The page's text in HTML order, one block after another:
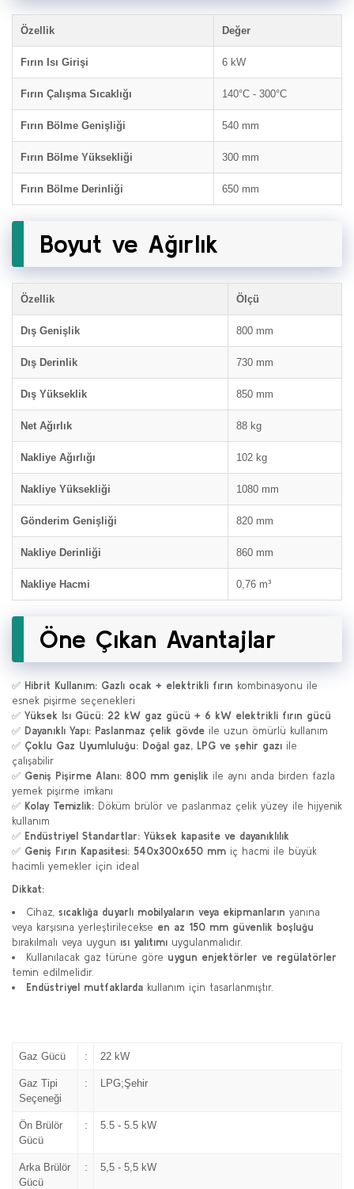
Özellik Değer
Fırın Isı Girişi 6 kW
Fırın Çalışma Sıcaklığı 140°C - 300°C
Fırın Bölme Genişliği 540 mm
Fırın Bölme Yüksekliği 300 mm
Fırın Bölme Derinliği 650 mm
Boyut ve Ağırlık
Özellik Ölçü
Dış Genişlik 800 mm
Dış Derinlik 730 mm
Dış Yükseklik 850 mm
Net Ağırlık 88 kg
Nakliye Ağırlığı 102 kg
Nakliye Yüksekliği 1080 mm
Gönderim Genişliği 820 mm
Nakliye Derinliği 860 mm
Nakliye Hacmi 0,76 m³
Öne Çıkan Avantajlar
✅ Hibrit Kullanım: Gazlı ocak + elektrikli fırın kombinasyonu ile
esnek pişirme seçenekleri
✅ Yüksek Isı Gücü: 22 kW gaz gücü + 6 kW elektrikli fırın gücü
✅ Dayanıklı Yapı: Paslanmaz çelik gövde ile uzun ömürlü kullanım
✅ Çoklu Gaz Uyumluluğu: Doğal gaz, LPG ve şehir gazı ile
çalışabilir
✅ Geniş Pişirme Alanı: 800 mm genişlik ile aynı anda birden fazla
yemek pişirme imkanı
✅ Kolay Temizlik: Döküm brülör ve paslanmaz çelik yüzey ile hijyenik
kullanım
✅ Endüstriyel Standartlar: Yüksek kapasite ve dayanıklılık
✅ Geniş Fırın Kapasitesi: 540x300x650 mm iç hacmi ile büyük
hacimli yemekler için ideal
Dikkat:
Cihaz, sıcaklığa duyarlı mobilyaların veya ekipmanların yanına
veya karşısına yerleştirilecekse en az 150 mm güvenlik boşluğu
bırakılmalı veya uygun ısı yalıtımı uygulanmalıdır.
Kullanılacak gaz türüne göre uygun enjektörler ve regülatörler
temin edilmelidir.
Endüstriyel mutfaklarda kullanım için tasarlanmıştır.
Gaz Gücü : 22 kW
Gaz Tipi
Seçeneği
: LPG;Şehir
Ön Brülör
Gücü
: 5.5 - 5.5 kW
Arka Brülör
Gücü
: 5,5 - 5,5 kW